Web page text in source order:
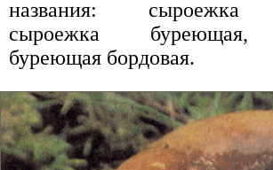
названия: сыроежка
сыроежка буреющая,
буреющая бордовая.